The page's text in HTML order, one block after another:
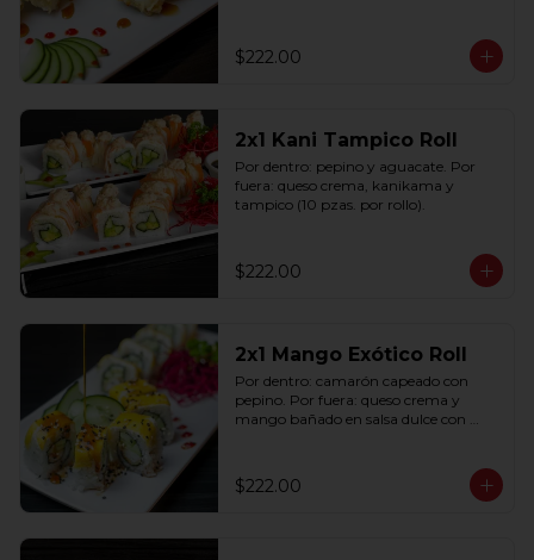
$222.00
2x1 Kani Tampico Roll
Por dentro: pepino y aguacate. Por
fuera: queso crema, kanikama y
tampico (10 pzas. por rollo).
$222.00
2x1 Mango Exótico Roll
Por dentro: camarón capeado con
pepino. Por fuera: queso crema y
mango bañado en salsa dulce con
$222.00